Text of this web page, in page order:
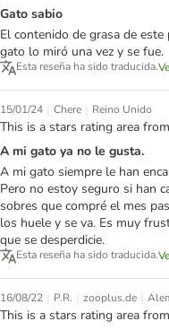
Gato sabio
El contenido de grasa de
gato lo miró una vez y se fue.
Esta reseña ha sido traducida.
15/01/24 | Chere | Reino Unido
This is a stars rating area
A mi gato ya no le gusta.
A mi gato siempre le han
Pero no estoy seguro si han
sobres que compré el mes
los huele y se va. Es muy
que se desperdicie.
Esta reseña ha sido traducida.
16/08/22 | P.R. | zooplus.de |
This is a stars rating area